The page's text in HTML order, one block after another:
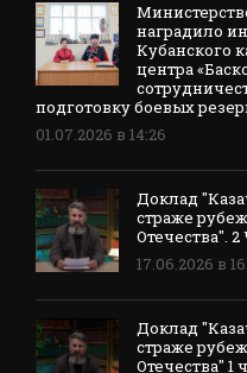
наградило
Кубанского
центра
подготовку боевых
01.07.2026 в 14:26
Доклад
страже
Отечества". 2
17.06.2026 в
Доклад
страже
Отечества" 1